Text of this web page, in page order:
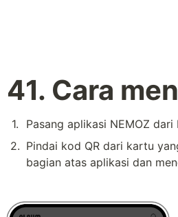
41. Cara
1.
Pasang aplikasi NEMOZ
2. Pindai kod QR dari kartu
bagian atas aplikasi dan